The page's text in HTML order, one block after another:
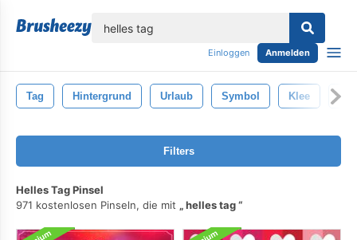
Einloggen Anmelden
Tag Hintergrund Urlaub Symbol Klee
Filters
Helles Tag Pinsel
971 kostenlosen Pinseln, die mit
helles tag